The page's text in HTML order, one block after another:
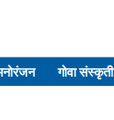
गोवा संस्कृती